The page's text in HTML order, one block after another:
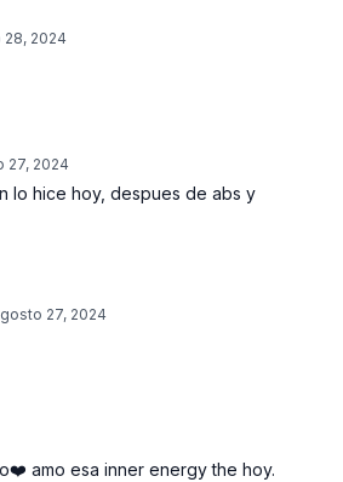
2024
27, 2024
lo hice hoy, despues de abs y
27, 2024
amo esa inner energy the hoy.